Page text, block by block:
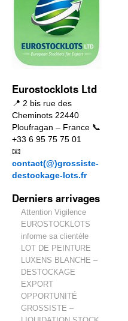
Eurostocklots Ltd
📍 2 bis rue des
Cheminots 22440
Ploufragan – France 📞
+33 6 95 75 75 01
📧
contact(@)grossiste-
destockage-lots.fr
Derniers arrivages
Attention Vigilence
EUROSTOCKLOTS
informe sa clientèle
LOT DE PEINTURE
LUXENS BLANCHE –
DESTOCKAGE
EXPORT
OPPORTUNITÉ
GROSSISTE –